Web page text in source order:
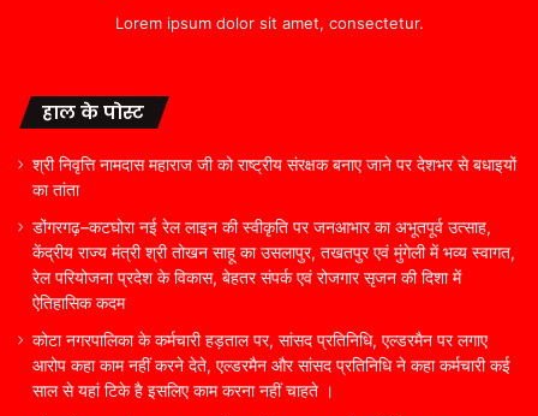
Lorem ipsum dolor sit amet, consectetur.
हाल के पोस्ट
श्री निवृत्ति नामदास महाराज जी को राष्ट्रीय संरक्षक बनाए जाने पर देशभर से बधाइयों
का तांता
डोंगरगढ़–कटघोरा नई रेल लाइन की स्वीकृति पर जनआभार का अभूतपूर्व उत्साह,
केंद्रीय राज्य मंत्री श्री तोखन साहू का उसलापुर, तखतपुर एवं मुंगेली में भव्य स्वागत,
रेल परियोजना प्रदेश के विकास, बेहतर संपर्क एवं रोजगार सृजन की दिशा में
ऐतिहासिक कदम
कोटा नगरपालिका के कर्मचारी हड़ताल पर, सांसद प्रतिनिधि, एल्डरमैन पर लगाए
आरोप कहा काम नहीं करने देते, एल्डरमैन और सांसद प्रतिनिधि ने कहा कर्मचारी कई
साल से यहां टिके है इसलिए काम करना नहीं चाहते ।